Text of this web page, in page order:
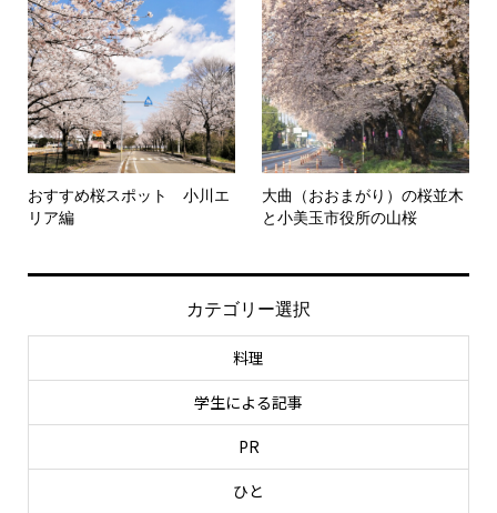
おすすめ桜スポット 小川エ
リア編
大曲（おおまがり）の桜並木
と小美玉市役所の山桜
カテゴリー選択
料理
学生による記事
PR
ひと